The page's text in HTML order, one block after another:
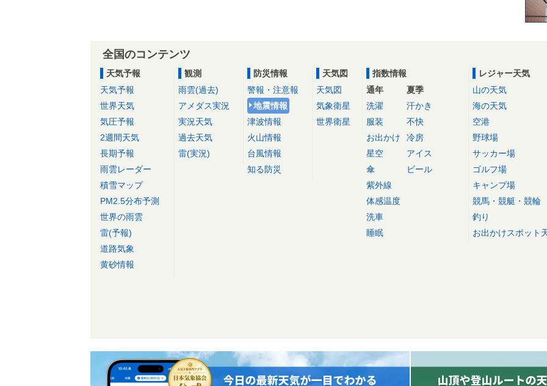
全国のコンテンツ
天気予報
天気予報
世界天気
気圧予報
2週間天気
長期予報
雨雲レーダー
積雪マップ
PM2.5分布予測
世界の雨雲
雷(予報)
道路気象
黄砂情報
観測
雨雲(過去)
アメダス実況
実況天気
過去天気
雷(実況)
防災情報
警報・注意報
地震情報
津波情報
火山情報
台風情報
知る防災
天気図
天気図
気象衛星
世界衛星
指数情報
通年
洗濯
服装
お出かけ
星空
傘
紫外線
体感温度
洗車
睡眠
夏季
汗かき
不快
冷房
アイス
ビール
レジャー天気
山の天気
海の天気
空港
野球場
サッカー場
ゴルフ場
キャンプ場
競馬・競艇・競輪
釣り
お出かけスポット